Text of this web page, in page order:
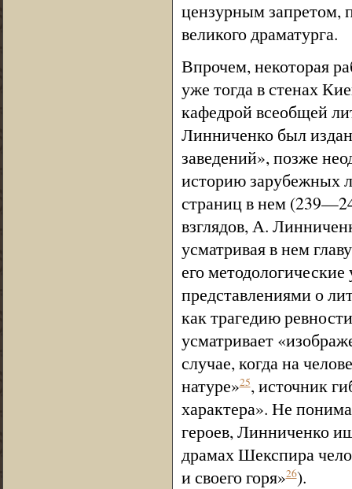
цензурным запретом,
великого драматурга.
Впрочем, некоторая
уже тогда в стенах
кафедрой всеобщей
Линниченко был
заведений», позже
историю зарубежных
страниц в нем
взглядов, А.
усматривая в нем
его
представлениями о
как трагедию
усматривает
случае, когда на
натуре»25, источник
характера». Не
героев, Линниченко
драмах Шекспира
и своего горя»26).